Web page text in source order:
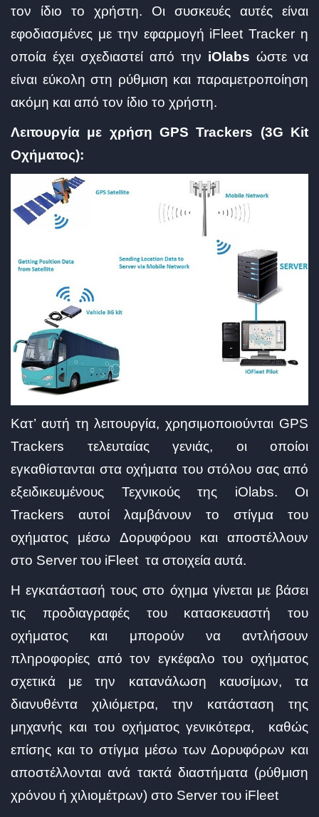
τον ίδιο το χρήστη. Οι συσκευές αυτές είναι
εφοδιασμένες με την εφαρμογή iFleet Tracker η
οποία έχει σχεδιαστεί από την iOlabs ώστε να
είναι εύκολη στη ρύθμιση και παραμετροποίηση
ακόμη και από τον ίδιο το χρήστη.
Λειτουργία με χρήση GPS Trackers (3G Kit
Οχήματος):
Κατ’ αυτή τη λειτουργία, χρησιμοποιούνται GPS
Trackers τελευταίας γενιάς, οι οποίοι
εγκαθίστανται στα οχήματα του στόλου σας από
εξειδικευμένους Τεχνικούς της iOlabs. Οι
Trackers αυτοί λαμβάνουν το στίγμα του
οχήματος μέσω Δορυφόρου και αποστέλλουν
στο Server του iFleet τα στοιχεία αυτά.
Η εγκατάστασή τους στο όχημα γίνεται με βάσει
τις προδιαγραφές του κατασκευαστή του
οχήματος και μπορούν να αντλήσουν
πληροφορίες από τον εγκέφαλο του οχήματος
σχετικά με την κατανάλωση καυσίμων, τα
διανυθέντα χιλιόμετρα, την κατάσταση της
μηχανής και του οχήματος γενικότερα, καθώς
επίσης και το στίγμα μέσω των Δορυφόρων και
αποστέλλονται ανά τακτά διαστήματα (ρύθμιση
χρόνου ή χιλιομέτρων) στο Server του iFleet